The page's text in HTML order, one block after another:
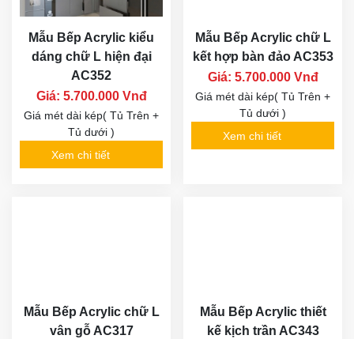
Mẫu Bếp Acrylic kiểu
dáng chữ L hiện đại
AC352
Giá: 5.700.000 Vnđ
Giá mét dài kép( Tủ Trên +
Tủ dưới )
Xem chi tiết
Mẫu Bếp Acrylic chữ L
kết hợp bàn đảo AC353
Giá: 5.700.000 Vnđ
Giá mét dài kép( Tủ Trên +
Tủ dưới )
Xem chi tiết
Mẫu Bếp Acrylic chữ L
vân gỗ AC317
Mẫu Bếp Acrylic thiết
kế kịch trần AC343